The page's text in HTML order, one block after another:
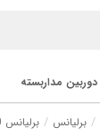
دوربین مداربسته
برلیانس برلیانس H230